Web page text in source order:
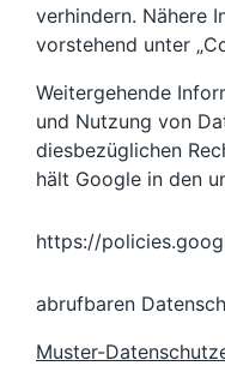
verhindern. Nähere
vorstehend unter
Weitergehende
und Nutzung von
diesbezüglichen
hält Google in den
https://
abrufbaren
Muster-